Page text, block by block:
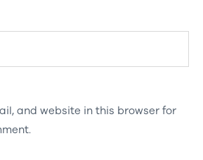
and website in this browser for